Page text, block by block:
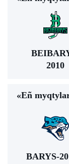
2010
«Eñ
BARYS-